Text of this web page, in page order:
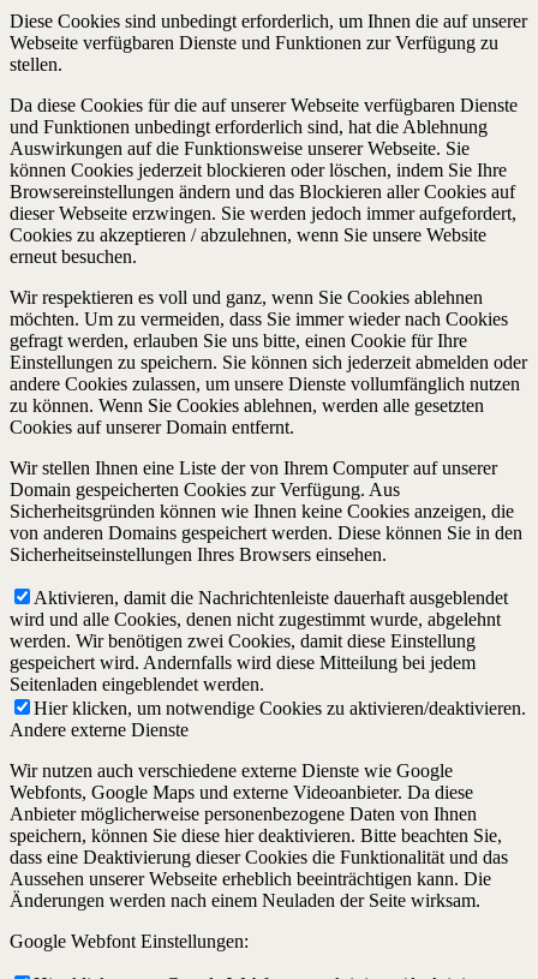
Diese Cookies sind unbedingt erforderlich, um Ihnen die auf unserer
Webseite verfügbaren Dienste und Funktionen zur Verfügung zu
stellen.
Da diese Cookies für die auf unserer Webseite verfügbaren Dienste
und Funktionen unbedingt erforderlich sind, hat die Ablehnung
Auswirkungen auf die Funktionsweise unserer Webseite. Sie
können Cookies jederzeit blockieren oder löschen, indem Sie Ihre
Browsereinstellungen ändern und das Blockieren aller Cookies auf
dieser Webseite erzwingen. Sie werden jedoch immer aufgefordert,
Cookies zu akzeptieren / abzulehnen, wenn Sie unsere Website
erneut besuchen.
Wir respektieren es voll und ganz, wenn Sie Cookies ablehnen
möchten. Um zu vermeiden, dass Sie immer wieder nach Cookies
gefragt werden, erlauben Sie uns bitte, einen Cookie für Ihre
Einstellungen zu speichern. Sie können sich jederzeit abmelden oder
andere Cookies zulassen, um unsere Dienste vollumfänglich nutzen
zu können. Wenn Sie Cookies ablehnen, werden alle gesetzten
Cookies auf unserer Domain entfernt.
Wir stellen Ihnen eine Liste der von Ihrem Computer auf unserer
Domain gespeicherten Cookies zur Verfügung. Aus
Sicherheitsgründen können wie Ihnen keine Cookies anzeigen, die
von anderen Domains gespeichert werden. Diese können Sie in den
Sicherheitseinstellungen Ihres Browsers einsehen.
Aktivieren, damit die Nachrichtenleiste dauerhaft ausgeblendet
wird und alle Cookies, denen nicht zugestimmt wurde, abgelehnt
werden. Wir benötigen zwei Cookies, damit diese Einstellung
gespeichert wird. Andernfalls wird diese Mitteilung bei jedem
Seitenladen eingeblendet werden.
Hier klicken, um notwendige Cookies zu aktivieren/deaktivieren.
Andere externe Dienste
Wir nutzen auch verschiedene externe Dienste wie Google
Webfonts, Google Maps und externe Videoanbieter. Da diese
Anbieter möglicherweise personenbezogene Daten von Ihnen
speichern, können Sie diese hier deaktivieren. Bitte beachten Sie,
dass eine Deaktivierung dieser Cookies die Funktionalität und das
Aussehen unserer Webseite erheblich beeinträchtigen kann. Die
Änderungen werden nach einem Neuladen der Seite wirksam.
Google Webfont Einstellungen: